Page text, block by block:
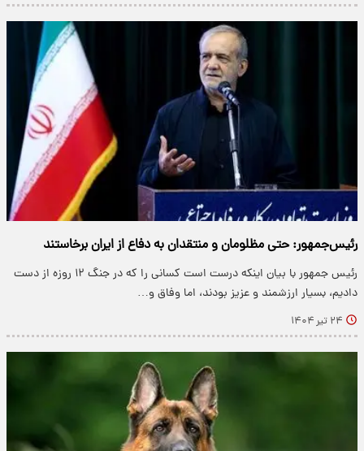
رئیس‌جمهور: حتی مظلومان و منتقدان به دفاع از ایران برخاستند
رئیس جمهور با بیان اینکه درست است کسانی را که در جنگ ۱۲ روزه از دست
دادیم، بسیار ارزشمند و عزیز بودند، اما وفاق و…
۲۴ تیر ۱۴۰۴